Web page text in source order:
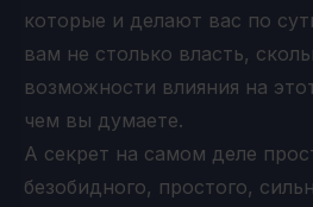
которые и делают вас по
вам не столько власть,
возможности влияния на
чем вы думаете.
А секрет на самом деле
безобидного, простого,